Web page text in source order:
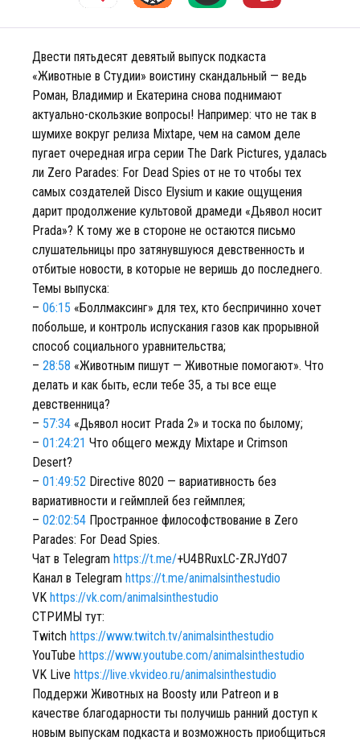
Двести пятьдесят девятый выпуск подкаста
«Животные в Студии» воистину скандальный — ведь
Роман, Владимир и Екатерина снова поднимают
актуально-скользкие вопросы! Например: что не так в
шумихе вокруг релиза Mixtape, чем на самом деле
пугает очередная игра серии The Dark Pictures, удалась
ли Zero Parades: For Dead Spies от не то чтобы тех
самых создателей Disco Elysium и какие ощущения
дарит продолжение культовой драмеди «Дьявол носит
Prada»? К тому же в стороне не остаются письмо
слушательницы про затянувшуюся девственность и
отбитые новости, в которые не веришь до последнего.
Темы выпуска:
– 06:15 «Боллмаксинг» для тех, кто беспричинно хочет
побольше, и контроль испускания газов как прорывной
способ социального уравнительства;
– 28:58 «Животным пишут — Животные помогают». Что
делать и как быть, если тебе 35, а ты все еще
девственница?
– 57:34 «Дьявол носит Prada 2» и тоска по былому;
– 01:24:21 Что общего между Mixtape и Crimson
Desert?
– 01:49:52 Directive 8020 — вариативность без
вариативности и геймплей без геймплея;
– 02:02:54 Пространное философствование в Zero
Parades: For Dead Spies.
Чат в Telegram https://t.me/+U4BRuxLC-ZRJYdO7
Канал в Telegram https://t.me/animalsinthestudio
VK https://vk.com/animalsinthestudio
СТРИМЫ тут:
Twitch https://www.twitch.tv/animalsinthestudio
YouTube https://www.youtube.com/animalsinthestudio
VK Live https://live.vkvideo.ru/animalsinthestudio
Поддержи Животных на Boosty или Patreon и в
качестве благодарности ты получишь ранний доступ к
новым выпускам подкаста и возможность приобщиться